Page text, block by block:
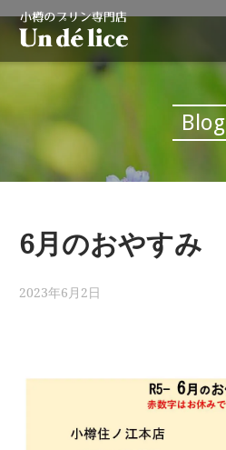
Blog
6月のおやすみ
2023年6月2日